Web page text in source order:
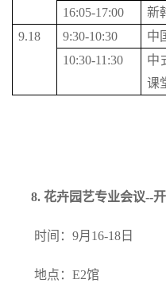
16:05-17:00
新
9.18
9:30-10:30
中
10:30-11:30
中
课
8. 花卉园艺专业会议--
时间：9月16-18日
地点：E2馆